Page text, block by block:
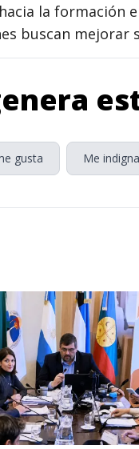
la formación
buscan mejorar
gusta Me indigna